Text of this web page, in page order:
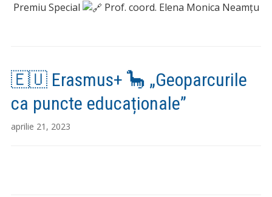
Premiu Special
Prof. coord. Elena Monica Neamțu
🇪🇺 Erasmus+ 🦕 „Geoparcurile
ca puncte educaționale”
aprilie 21, 2023